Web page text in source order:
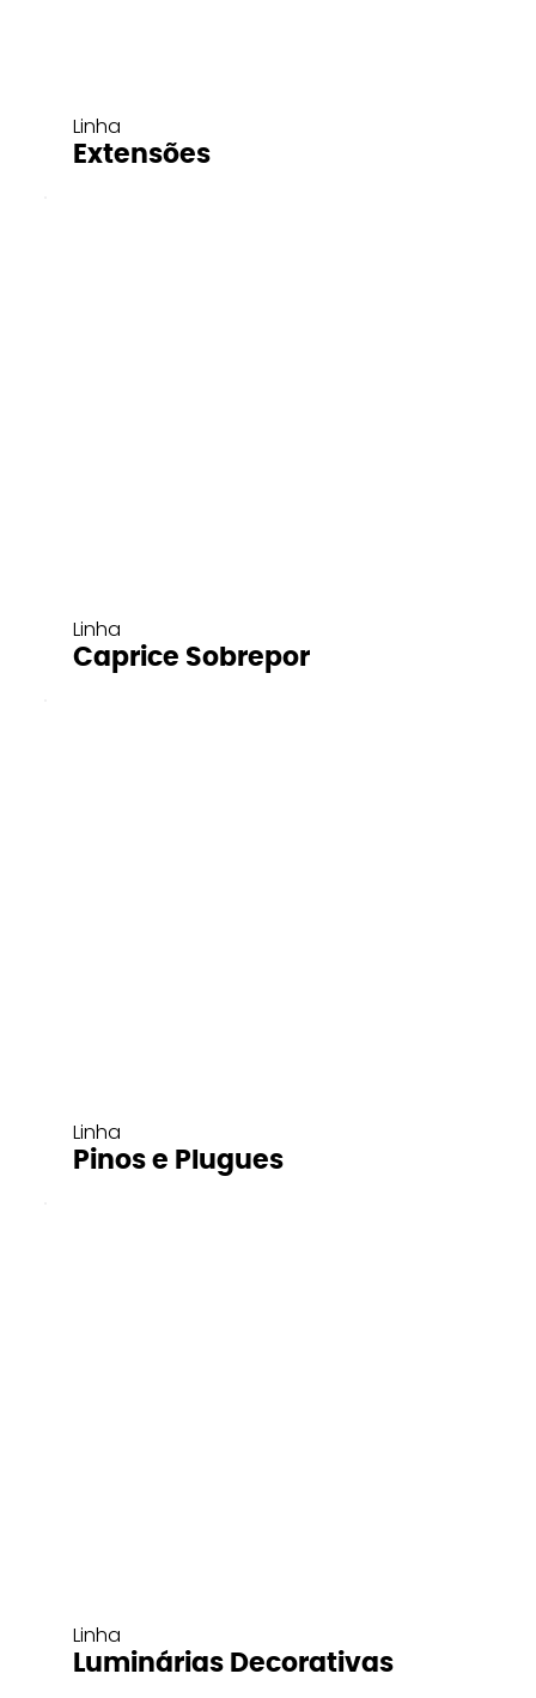
Linha
Extensões
Linha
Caprice Sobrepor
Linha
Pinos e Plugues
Linha
Luminárias Decorativas